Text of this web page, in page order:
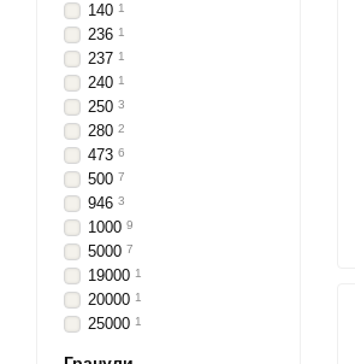
140 1
236 1
237 1
240 1
250 3
280 2
473 6
500 7
946 3
1000 9
5000 7
19000 1
20000 1
25000 1